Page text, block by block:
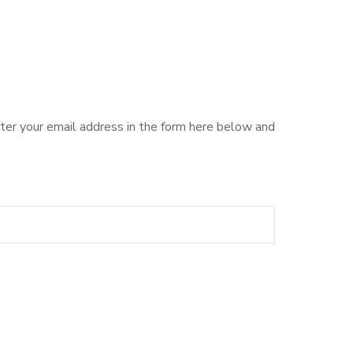
your email address in the form here below and